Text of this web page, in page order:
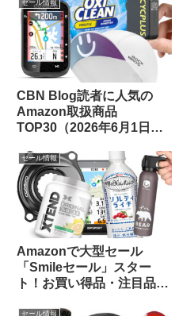
セール情報
CBN Blog読者に人気の
Amazon取扱商品
TOP30（2026年6月1日
セール情報
Amazonで大型セール
「Smileセール」スター
ト！お買い得品・注目品を
セール情報